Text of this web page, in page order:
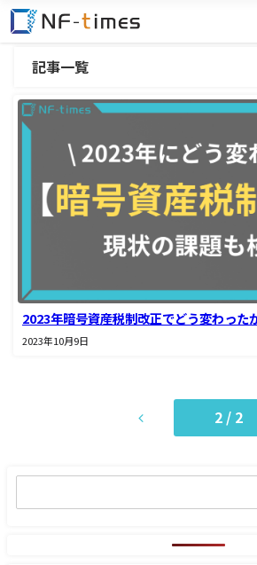
記事一覧
2023年暗号資産税制改正でどう変わった
2023年10月9日
2 / 2